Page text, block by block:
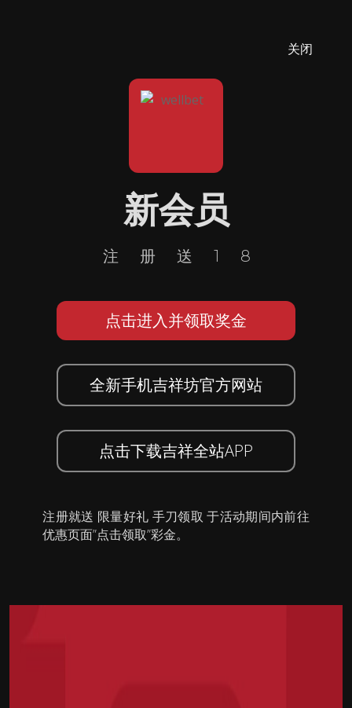
关闭
新会员
注册送18
点击进入并领取奖金
全新手机吉祥坊官方网站
点击下载吉祥全站APP
注册就送 限量好礼 手刀领取 于活动期间内前往
优惠页面”点击领取”彩金。